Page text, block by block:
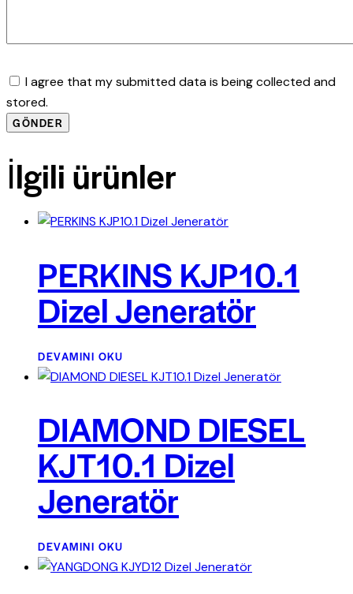
I agree that my submitted data is being collected and
stored.
İlgili ürünler
PERKINS KJP10.1
Dizel Jeneratör
DEVAMINI OKU
DIAMOND DIESEL
KJT10.1 Dizel
Jeneratör
DEVAMINI OKU